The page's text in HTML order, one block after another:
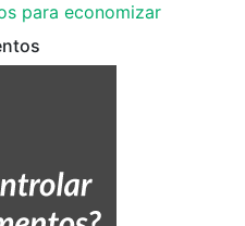
para economizar